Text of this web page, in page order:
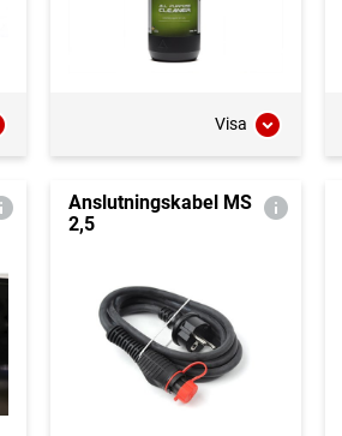
Visa
Anslutningskabel MS
2,5